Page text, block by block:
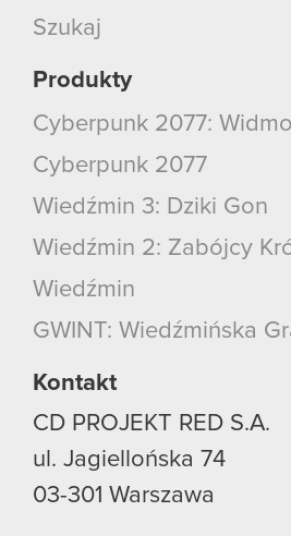
Szukaj
Produkty
Cyberpunk 2077:
Cyberpunk 2077
Wiedźmin 3: Dziki Gon
Wiedźmin 2: Zabójcy
Wiedźmin
GWINT: Wiedźmińska
Kontakt
CD PROJEKT RED S.A.
ul. Jagiellońska 74
03-301 Warszawa